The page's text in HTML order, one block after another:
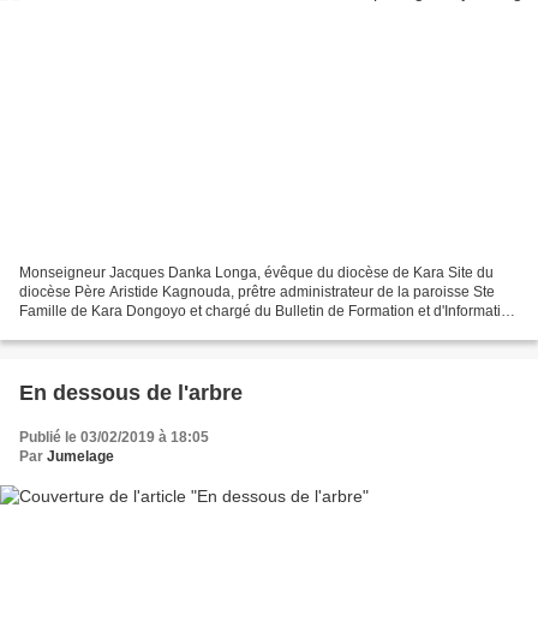
Monseigneur Jacques Danka Longa, évêque du diocèse de Kara Site du
diocèse Père Aristide Kagnouda, prêtre administrateur de la paroisse Ste
Famille de Kara Dongoyo et chargé du Bulletin de Formation et d'Information
En dessous de l'arbre
Publié le 03/02/2019 à 18:05
Par Jumelage